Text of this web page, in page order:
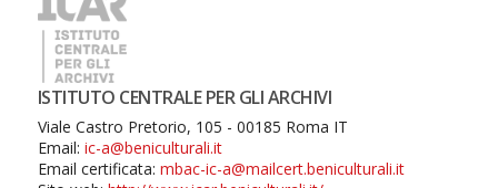
ISTITUTO CENTRALE PER GLI ARCHIVI
Viale Castro Pretorio, 105 - 00185 Roma IT
Email: ic-a@beniculturali.it
Email certificata: mbac-ic-a@mailcert.beniculturali.it